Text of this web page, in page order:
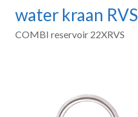
water kraan RVS
COMBI reservoir 22XRVS